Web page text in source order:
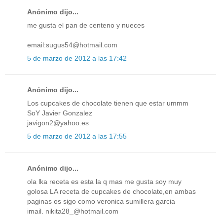
Anónimo dijo...
me gusta el pan de centeno y nueces
email:sugus54@hotmail.com
5 de marzo de 2012 a las 17:42
Anónimo dijo...
Los cupcakes de chocolate tienen que estar ummm
SoY Javier Gonzalez
javigon2@yahoo.es
5 de marzo de 2012 a las 17:55
Anónimo dijo...
ola lka receta es esta la q mas me gusta soy muy
golosa LA receta de cupcakes de chocolate,en ambas
paginas os sigo como veronica sumillera garcia
imail. nikita28_@hotmail.com